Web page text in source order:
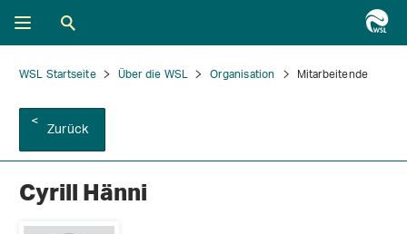
WSL Startseite Über die WSL Organisation Mitarbeitende
Zurück
Cyrill Hänni